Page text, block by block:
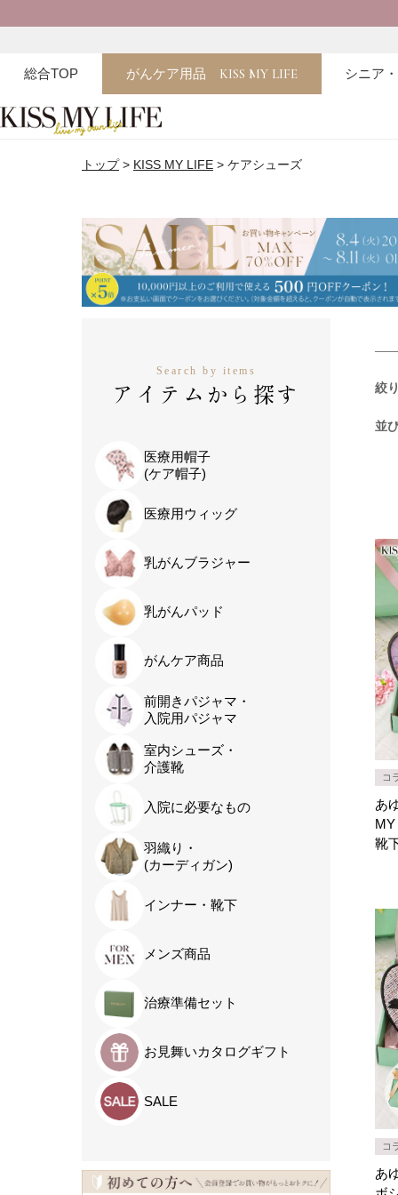
総合TOP がんケア用品 KISS MY LIFE シニア
トップ KISS MY LIFE ケアシューズ
Search by items
アイテムから探す
医療用帽子
(ケア帽子)
医療用ウィッグ
乳がんブラジャー
乳がんパッド
がんケア商品
前開きパジャマ・
入院用パジャマ
室内シューズ・
介護靴
入院に必要なもの
羽織り・
(カーディガン)
インナー・靴下
メンズ商品
治療準備セット
お見舞いカタログギフト
SALE
絞
並
コ
あ
靴
コ
あ